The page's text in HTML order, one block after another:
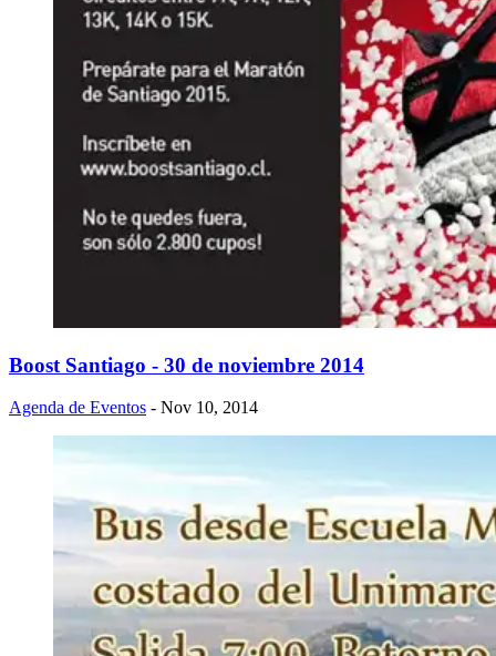
Boost Santiago - 30 de noviembre 2014
Agenda de Eventos - Nov 10, 2014